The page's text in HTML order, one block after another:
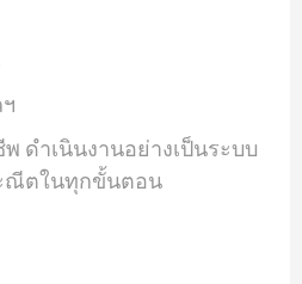
ดำเนินงานอย่างเป็นระบบ
ณีตในทุกขั้นตอน